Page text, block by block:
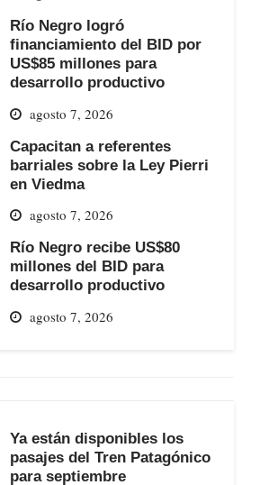
Río Negro logró
financiamiento del BID por
US$85 millones para
desarrollo productivo
agosto 7, 2026
Capacitan a referentes
barriales sobre la Ley Pierri
en Viedma
agosto 7, 2026
Río Negro recibe US$80
millones del BID para
desarrollo productivo
agosto 7, 2026
Ya están disponibles los
pasajes del Tren Patagónico
para septiembre